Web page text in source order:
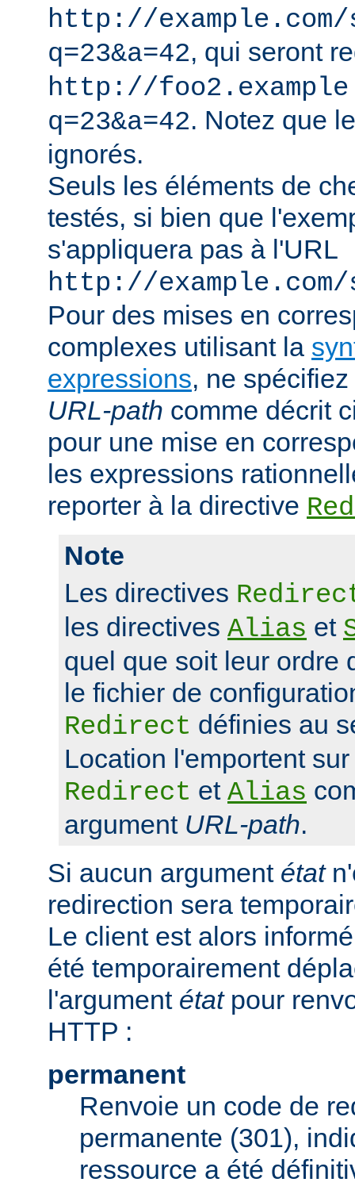
http://
q=23&a=42, qui seront
http://
q=23&a=42. Notez que
ignorés.
Seuls les éléments de
testés, si bien que
s'appliquera pas à l'URL
http://
Pour des mises en
complexes utilisant la
expressions, ne
URL-path comme décrit
pour une mise en
les expressions
reporter à la directive
Note
Les directives
les directives Alias et
quel que soit leur ordre
le fichier de
Redirect définies au
Location l'emportent
Redirect et Alias
argument URL-path.
Si aucun argument état
redirection sera
Le client est alors
été temporairement
l'argument étatpour
HTTP :
permanent
Renvoie un code de
permanente (301),
ressource a été